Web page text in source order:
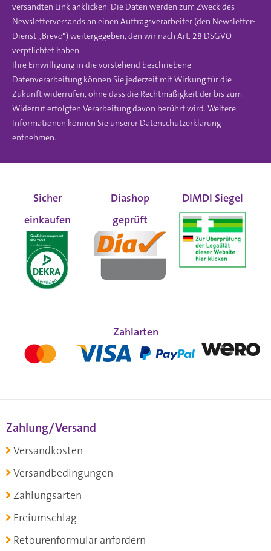
versandten Link anklicken. Die Daten werden zum Zweck des
Newsletterversands an einen Auftragsverarbeiter (den Newsletter-
Dienst „Brevo“) weitergegeben, den wir nach Art. 28 DSGVO
verpflichtet haben.
Ihre Einwilligung in die vorstehend beschriebene
Datenverarbeitung können Sie jederzeit mit Wirkung für die
Zukunft widerrufen, ohne dass die Rechtmäßigkeit der bis zum
Widerruf erfolgten Verarbeitung davon berührt wird. Weitere
Informationen können Sie unserer Datenschutzerklärung
entnehmen.
Sicher
einkaufen
Diashop
geprüft
DIMDI Siegel
Zahlarten
Zahlung/Versand
Versandkosten
Versandbedingungen
Zahlungsarten
Freiumschlag
Retourenformular anfordern